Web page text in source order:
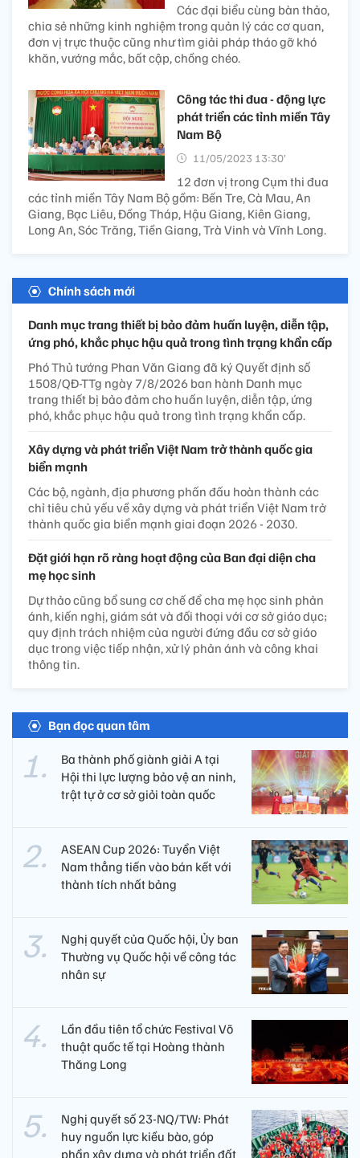
Các đại biểu cùng bàn thảo,
chia sẻ những kinh nghiệm trong quản lý các cơ quan,
đơn vị trực thuộc cũng như tìm giải pháp tháo gỡ khó
khăn, vướng mắc, bất cập, chồng chéo.
Công tác thi đua - động lực
phát triển các tỉnh miền Tây
Nam Bộ
11/05/2023 13:30’
12 đơn vị trong Cụm thi đua
các tỉnh miền Tây Nam Bộ gồm: Bến Tre, Cà Mau, An
Giang, Bạc Liêu, Đồng Tháp, Hậu Giang, Kiên Giang,
Long An, Sóc Trăng, Tiền Giang, Trà Vinh và Vĩnh Long.
Chính sách mới
Danh mục trang thiết bị bảo đảm huấn luyện, diễn tập,
ứng phó, khắc phục hậu quả trong tình trạng khẩn cấp
Phó Thủ tướng Phan Văn Giang đã ký Quyết định số
1508/QĐ-TTg ngày 7/8/2026 ban hành Danh mục
trang thiết bị bảo đảm cho huấn luyện, diễn tập, ứng
phó, khắc phục hậu quả trong tình trạng khẩn cấp.
Xây dựng và phát triển Việt Nam trở thành quốc gia
biển mạnh
Các bộ, ngành, địa phương phấn đấu hoàn thành các
chỉ tiêu chủ yếu về xây dựng và phát triển Việt Nam trở
thành quốc gia biển mạnh giai đoạn 2026 - 2030.
Đặt giới hạn rõ ràng hoạt động của Ban đại diện cha
mẹ học sinh
Dự thảo cũng bổ sung cơ chế để cha mẹ học sinh phản
ánh, kiến nghị, giám sát và đối thoại với cơ sở giáo dục;
quy định trách nhiệm của người đứng đầu cơ sở giáo
dục trong việc tiếp nhận, xử lý phản ánh và công khai
thông tin.
Bạn đọc quan tâm
Ba thành phố giành giải A tại
Hội thi lực lượng bảo vệ an ninh,
trật tự ở cơ sở giỏi toàn quốc
ASEAN Cup 2026: Tuyển Việt
Nam thẳng tiến vào bán kết với
thành tích nhất bảng
Nghị quyết của Quốc hội, Ủy ban
Thường vụ Quốc hội về công tác
nhân sự
Lần đầu tiên tổ chức Festival Võ
thuật quốc tế tại Hoàng thành
Thăng Long
Nghị quyết số 23-NQ/TW: Phát
huy nguồn lực kiều bào, góp
phần xây dựng và phát triển đất